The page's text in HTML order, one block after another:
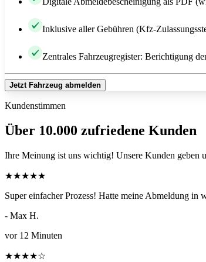
Inklusive aller Gebühren (Kfz-
Zentrales Fahrzeugregister: Berichtigung
Jetzt Fahrzeug abmelden
Kundenstimmen
Über 10.000 zufriedene Kunden
Ihre Meinung ist uns wichtig! Unsere Kunden geben
★★★★★
Super einfacher Prozess! Hatte meine Abmeldung in
- Max H.
vor 12 Minuten
★★★★☆